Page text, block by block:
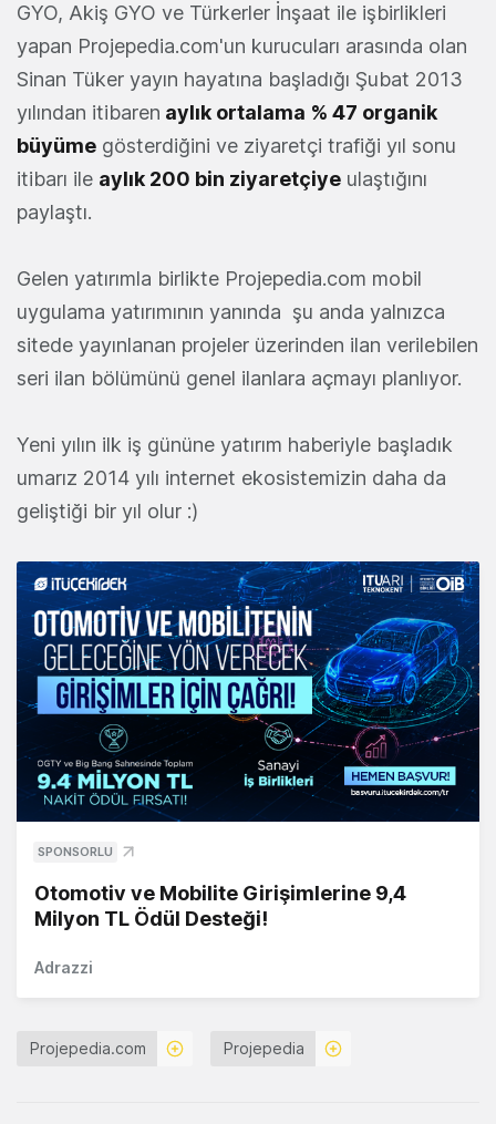
GYO, Akiş GYO ve Türkerler İnşaat ile işbirlikleri
yapan Projepedia.com'un kurucuları arasında olan
Sinan Tüker yayın hayatına başladığı Şubat 2013
yılından itibaren aylık ortalama % 47 organik
büyüme gösterdiğini ve ziyaretçi trafiği yıl sonu
itibarı ile aylık 200 bin ziyaretçiye ulaştığını
paylaştı.
Gelen yatırımla birlikte Projepedia.com mobil
uygulama yatırımının yanında şu anda yalnızca
sitede yayınlanan projeler üzerinden ilan verilebilen
seri ilan bölümünü genel ilanlara açmayı planlıyor.
Yeni yılın ilk iş gününe yatırım haberiyle başladık
umarız 2014 yılı internet ekosistemizin daha da
geliştiği bir yıl olur :)
SPONSORLU
Otomotiv ve Mobilite Girişimlerine 9,4
Milyon TL Ödül Desteği!
Adrazzi
Projepedia.com Projepedia